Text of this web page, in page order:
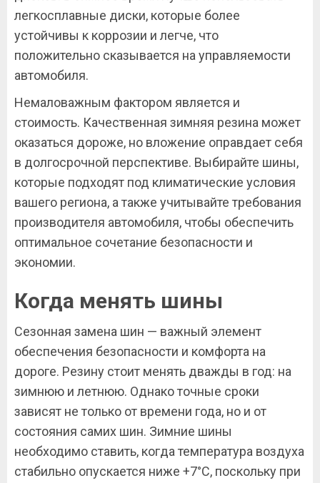
легкосплавные диски, которые более
устойчивы к коррозии и легче, что
положительно сказывается на управляемости
автомобиля.
Немаловажным фактором является и
стоимость. Качественная зимняя резина может
оказаться дороже, но вложение оправдает себя
в долгосрочной перспективе. Выбирайте шины,
которые подходят под климатические условия
вашего региона, а также учитывайте требования
производителя автомобиля, чтобы обеспечить
оптимальное сочетание безопасности и
экономии.
Когда менять шины
Сезонная замена шин — важный элемент
обеспечения безопасности и комфорта на
дороге. Резину стоит менять дважды в год: на
зимнюю и летнюю. Однако точные сроки
зависят не только от времени года, но и от
состояния самих шин. Зимние шины
необходимо ставить, когда температура воздуха
стабильно опускается ниже +7°C, поскольку при